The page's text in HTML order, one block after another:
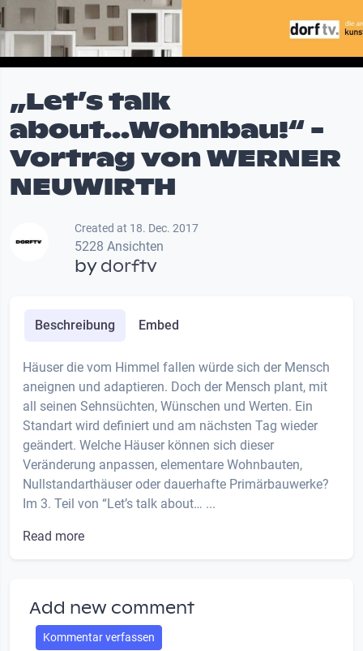
„Let’s talk
about...Wohnbau!“ -
Vortrag von WERNER
NEUWIRTH
Created at 18. Dec. 2017
5228 Ansichten
bydorftv
Beschreibung Embed
Häuser die vom Himmel fallen würde sich der Mensch
aneignen und adaptieren. Doch der Mensch plant, mit
all seinen Sehnsüchten, Wünschen und Werten. Ein
Standart wird definiert und am nächsten Tag wieder
geändert. Welche Häuser können sich dieser
Veränderung anpassen, elementare Wohnbauten,
Nullstandarthäuser oder dauerhafte Primärbauwerke?
Im 3. Teil von “Let’s talk about… ...
Read more
Add new comment
Kommentar verfassen